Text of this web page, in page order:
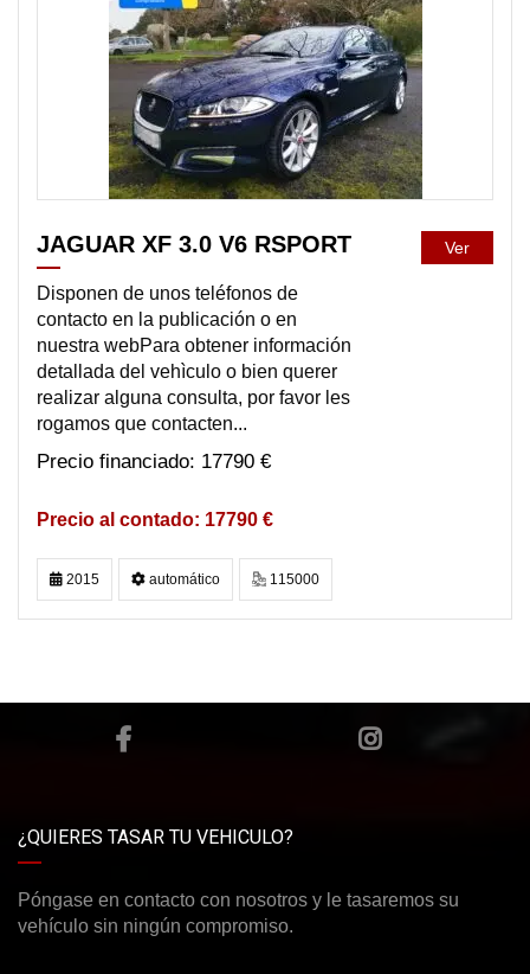
DISPONIBLE
JAGUAR XF 3.0 V6 RSPORT
Disponen de unos teléfonos de
contacto en la publicación o en
nuestra webPara obtener información
detallada del vehìculo o bien querer
realizar alguna consulta, por favor les
rogamos que contacten...
17790 €
17790 €
Ver
2015 automático 115000
¿QUIERES TASAR TU VEHICULO?
Póngase en contacto con nosotros y le tasaremos su
vehículo sin ningún compromiso.